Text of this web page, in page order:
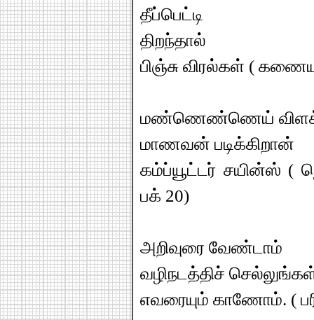
தீப்பெட்டி
திறந்தால்
பிஞ்சு விரல்கள் (
மண்ணெண்ணெய்
மாணவன் படிக்கிறான்
கம்ப்யூட்டர் சயின்ஸ் (
பக் 20)
அறிவுரை வேண்டாம்
வழிநடத்திச்
எவரையும் காணோம். (